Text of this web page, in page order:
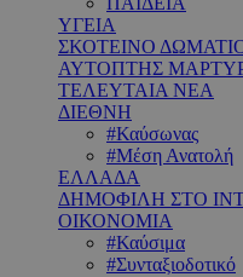
ΥΓΕΙΑ
ΣΚΟΤΕΙΝΟ
ΑΥΤΟΠΤΗΣ
ΤΕΛΕΥΤΑΙΑ ΝΕΑ
ΔΙΕΘΝΗ
#Καύσωνας
#Μέση Ανατολή
ΕΛΛΑΔΑ
ΔΗΜΟΦΙΛΗ ΣΤΟ
ΟΙΚΟΝΟΜΙΑ
#Καύσιμα
#Συνταξιοδοτικό